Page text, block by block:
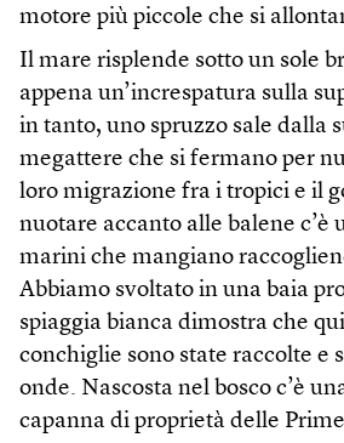
motore più piccole che si
Il mare risplende sotto un sole
appena un’increspatura sulla
in tanto, uno spruzzo sale dalla
megattere che si fermano per
loro migrazione fra i tropici e il
nuotare accanto alle balene c’è
marini che mangiano
Abbiamo svoltato in una baia
spiaggia bianca dimostra che
conchiglie sono state raccolte e
onde. Nascosta nel bosco c’è
capanna di proprietà delle